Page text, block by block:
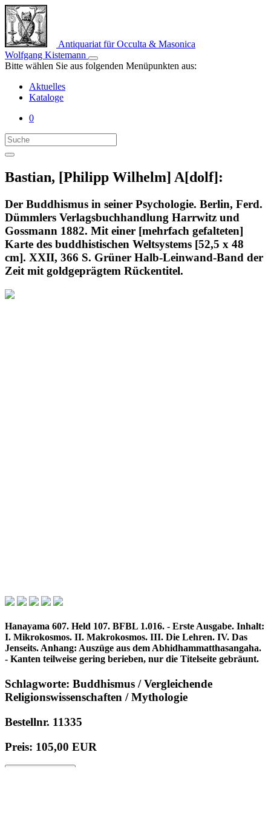
Antiquariat für Occulta & Masonica
Wolfgang Kistemann
Bitte wählen Sie aus folgenden Menüpunkten aus:
Aktuelles
Kataloge
0
Bastian, [Philipp Wilhelm] A[dolf]:
Der Buddhismus in seiner Psychologie. Berlin, Ferd.
Dümmlers Verlagsbuchhandlung Harrwitz und
Gossmann 1882. Mit einer [mehrfach gefalteten]
Karte des buddhistischen Weltsystems [52,5 x 48
cm]. XXII, 366 S. Grüner Halb-Leinwand-Band der
Zeit mit goldgeprägtem Rückentitel.
Hanayama 607. Held 107. BFBL 1.016. - Erste Ausgabe. Inhalt:
I. Mikrokosmos. II. Makrokosmos. III. Die Lehren. IV. Das
Jenseits. Anhang: Auszüge aus dem Abhidhammatthasangaha.
- Kanten teilweise gering berieben, nur die Titelseite gebräunt.
Schlagworte: Buddhismus / Vergleichende
Religionswissenschaften / Mythologie
Bestellnr. 11335
Preis: 105,00 EUR